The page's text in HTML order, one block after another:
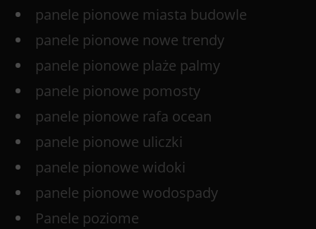
panele pionowe miasta budowle
panele pionowe nowe trendy
panele pionowe plaże palmy
panele pionowe pomosty
panele pionowe rafa ocean
panele pionowe uliczki
panele pionowe widoki
panele pionowe wodospady
Panele poziome